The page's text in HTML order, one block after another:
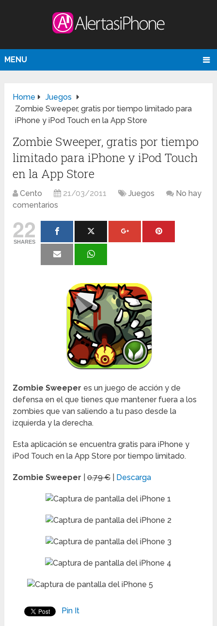
MENU
Home
Juegos
Zombie Sweeper, gratis por tiempo limitado para
iPhone y iPod Touch en la App Store
Zombie Sweeper, gratis por tiempo
limitado para iPhone y iPod Touch
en la App Store
Cento 21/03/2011 Juegos
No hay
comentarios
22
SHARES
Zombie Sweeper es un juego de acción y de
defensa en el que tienes que mantener fuera a los
zombies que van saliendo a tu paso desde la
izquierda y la derecha.
Esta aplicación se encuentra gratis para iPhone y
iPod Touch en la App Store por tiempo limitado.
Zombie Sweeper |0.79 € Descarga
Pin It